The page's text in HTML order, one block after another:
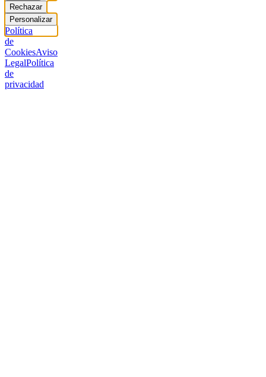
Rechazar
Personalizar
Política
de
CookiesAviso
LegalPolítica
de
privacidad